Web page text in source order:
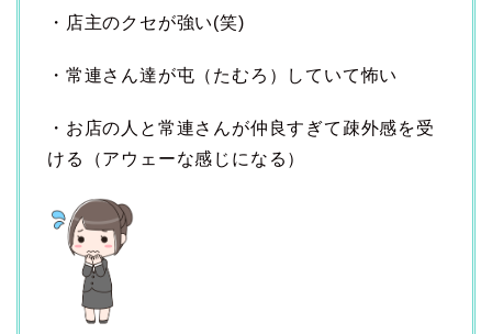
・店主のクセが強い(笑)
・常連さん達が屯（たむろ）していて怖い
・お店の人と常連さんが仲良すぎて疎外感を受
ける（アウェーな感じになる）